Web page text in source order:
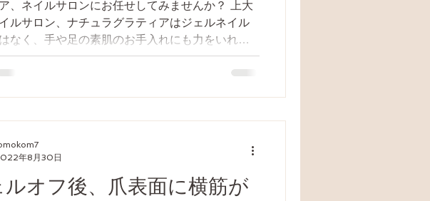
、ネイルサロンにお任せしてみませんか？ 上大
ルサロン、ナチュラグラティアはジェルネイル
なく、手や足の素肌のお手入れにも力をいれて
下記の２つのコース 『足裏角質ケア＆リラクゼ
コース』（約60分）5,500円...
ルオフ後、爪表面に横筋が
年8月30日